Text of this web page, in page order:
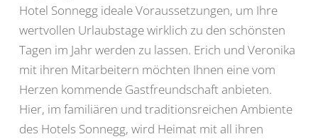
Hotel Sonnegg ideale Voraussetzungen, um Ihre
wertvollen Urlaubstage wirklich zu den schönsten
Tagen im Jahr werden zu lassen. Erich und Veronika
mit ihren Mitarbeitern möchten Ihnen eine vom
Herzen kommende Gastfreundschaft anbieten.
Hier, im familiären und traditionsreichen Ambiente
des Hotels Sonnegg, wird Heimat mit all ihren